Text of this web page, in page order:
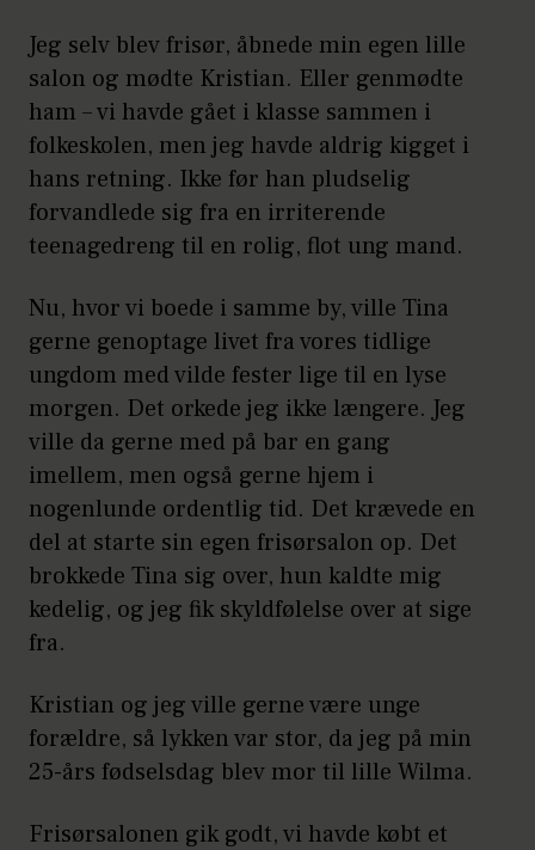
Jeg selv blev frisør, åbnede min egen lille
salon og mødte Kristian. Eller genmødte
ham – vi havde gået i klasse sammen i
folkeskolen, men jeg havde aldrig kigget i
hans retning. Ikke før han pludselig
forvandlede sig fra en irriterende
teenagedreng til en rolig, flot ung mand.
Nu, hvor vi boede i samme by, ville Tina
gerne genoptage livet fra vores tidlige
ungdom med vilde fester lige til en lyse
morgen. Det orkede jeg ikke længere. Jeg
ville da gerne med på bar en gang
imellem, men også gerne hjem i
nogenlunde ordentlig tid. Det krævede en
del at starte sin egen frisørsalon op. Det
brokkede Tina sig over, hun kaldte mig
kedelig, og jeg fik skyldfølelse over at sige
fra.
Kristian og jeg ville gerne være unge
forældre, så lykken var stor, da jeg på min
25-års fødselsdag blev mor til lille Wilma.
Frisørsalonen gik godt, vi havde købt et